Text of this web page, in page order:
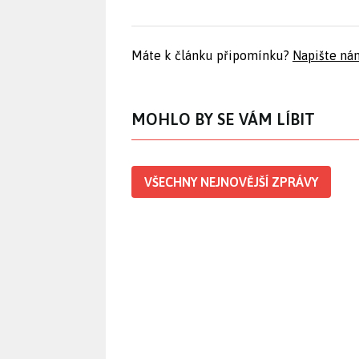
Máte k článku připomínku? Napište
MOHLO BY SE VÁM LÍBIT
VŠECHNY NEJNOVĚJŠÍ ZPRÁVY